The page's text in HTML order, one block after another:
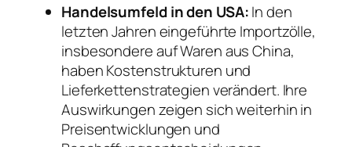
Handelsumfeld in den USA:In den
letzten Jahren eingeführte Importzölle,
insbesondere auf Waren aus China,
haben Kostenstrukturen und
Lieferkettenstrategien verändert. Ihre
Auswirkungen zeigen sich weiterhin in
Preisentwicklungen und